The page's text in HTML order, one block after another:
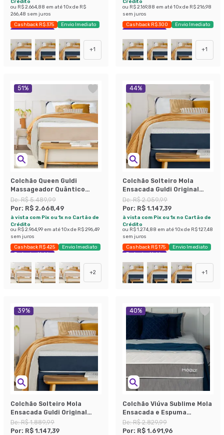
Crédito
ou R$ 2.664,88 em até10x de R$
266,48 sem juros
Cashback R$ 375
Envio Imediato
Exclusivo Mobly
+1
Crédito
ou R$ 2.169,88 em até10x de R$ 216,98
sem juros
Cashback R$ 300
Envio Imediato
Exclusivo Mobly
+1
51%
Colchão Queen Guldi
Massageador Quântico
Molas Ensacadas
(30x158x198) Branco e Bege
De:R$ 5.489,99
Por: R$ 2.668,49
à vista com Pix ou 1x no Cartão de
Crédito
ou R$ 2.964,99 em até10x de R$ 296,49
sem juros
Cashback R$ 425
Envio Imediato
Exclusivo Mobly
+2
44%
Colchão Solteiro Mola
Ensacada Guldi Original
Macio (25x88x188) Azul e
Branco
De:R$ 2.059,99
Por: R$ 1.147,39
à vista com Pix ou 1x no Cartão de
Crédito
ou R$ 1.274,88 em até10x de R$ 127,48
sem juros
Cashback R$ 175
Envio Imediato
Exclusivo Mobly
+1
39%
Colchão Solteiro Mola
Ensacada Guldi Original
Firme (25x88x188) Azul e
Branco
De:R$ 1.889,99
Por: R$ 1.147,39
40%
Colchão Viúva Sublime Mola
Ensacada e Espuma
Viscoelástica (32x128x188)
Cinza e Branco
De:R$ 2.829,99
Por: R$ 1.691,96